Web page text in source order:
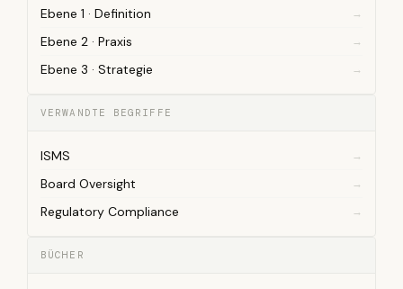
Ebene 1 · Definition
Ebene 2 · Praxis
Ebene 3 · Strategie
VERWANDTE BEGRIFFE
ISMS
Board Oversight
Regulatory Compliance
BÜCHER